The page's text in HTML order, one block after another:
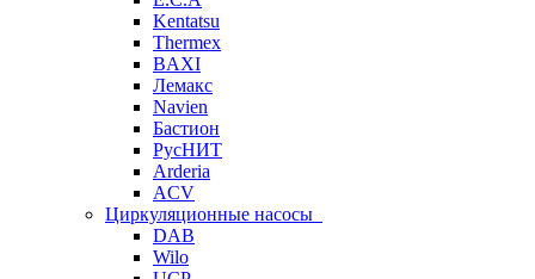
Kentatsu
Thermex
BAXI
Лемакс
Navien
Бастион
РусНИТ
Arderia
ACV
Циркуляционные насосы
DAB
Wilo